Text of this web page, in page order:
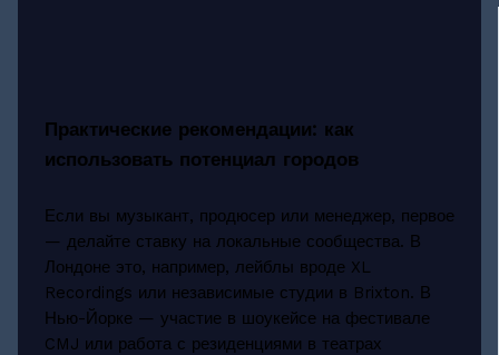
Практические рекомендации: как
использовать потенциал городов
Если вы музыкант, продюсер или менеджер, первое
— делайте ставку на локальные сообщества. В
Лондоне это, например, лейблы вроде XL
Recordings или независимые студии в Brixton. В
Нью-Йорке — участие в шоукейсе на фестивале
CMJ или работа с резиденциями в театрах